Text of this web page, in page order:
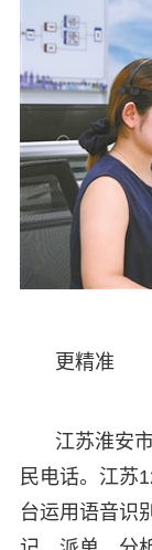
更精准
江苏淮安
民电话。江苏
台运用语音识